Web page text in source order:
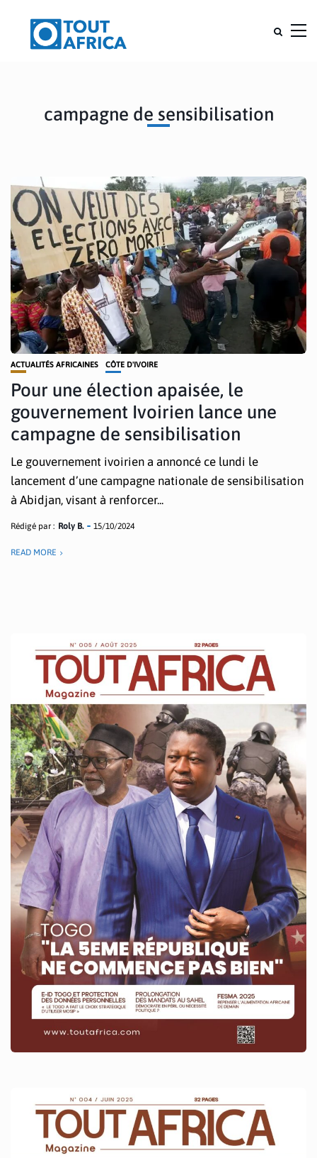
campagne de sensibilisation
ACTUALITÉS AFRICAINES CÔTE D'IVOIRE
Pour une élection apaisée, le
gouvernement Ivoirien lance une
campagne de sensibilisation
Le gouvernement ivoirien a annoncé ce lundi le
lancement d’une campagne nationale de sensibilisation
à Abidjan, visant à renforcer...
Rédigé par : Roly B. 15/10/2024
READ MORE